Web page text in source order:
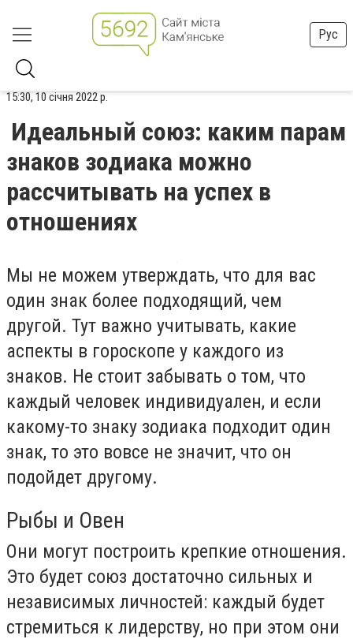
Рус
15:30, 10 січня 2022 р.
Идеальный союз: каким парам
знаков зодиака можно
рассчитывать на успех в
отношениях
Мы не можем утверждать, что для вас
один знак более подходящий, чем
другой. Тут важно учитывать, какие
аспекты в гороскопе у каждого из
знаков. Не стоит забывать о том, что
каждый человек индивидуален, и если
какому-то знаку зодиака подходит один
знак, то это вовсе не значит, что он
подойдет другому.
Рыбы и Овен
Они могут построить крепкие отношения.
Это будет союз достаточно сильных и
независимых личностей: каждый будет
стремиться к лидерству, но при этом они